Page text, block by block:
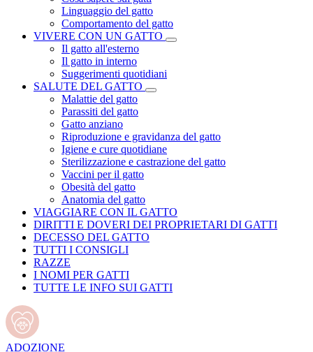
Linguaggio del gatto
Comportamento del gatto
VIVERE CON UN GATTO
Il gatto all'esterno
Il gatto in interno
Suggerimenti quotidiani
SALUTE DEL GATTO
Malattie del gatto
Parassiti del gatto
Gatto anziano
Riproduzione e gravidanza del gatto
Igiene e cure quotidiane
Sterilizzazione e castrazione del gatto
Vaccini per il gatto
Obesità del gatto
Anatomia del gatto
VIAGGIARE CON IL GATTO
DIRITTI E DOVERI DEI PROPRIETARI DI GATTI
DECESSO DEL GATTO
TUTTI I CONSIGLI
RAZZE
I NOMI PER GATTI
TUTTE LE INFO SUI GATTI
ADOZIONE